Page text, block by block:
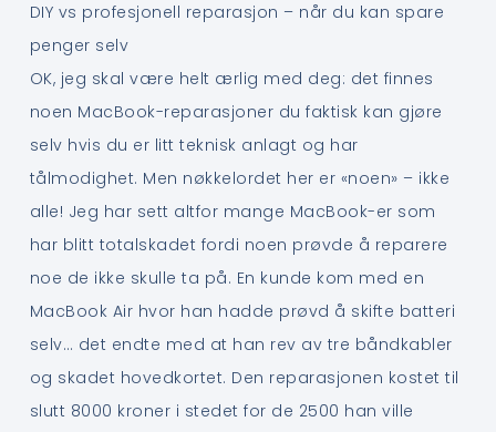
DIY vs profesjonell reparasjon – når du kan spare
penger selv
OK, jeg skal være helt ærlig med deg: det finnes
noen MacBook-reparasjoner du faktisk kan gjøre
selv hvis du er litt teknisk anlagt og har
tålmodighet. Men nøkkelordet her er «noen» – ikke
alle! Jeg har sett altfor mange MacBook-er som
har blitt totalskadet fordi noen prøvde å reparere
noe de ikke skulle ta på. En kunde kom med en
MacBook Air hvor han hadde prøvd å skifte batteri
selv… det endte med at han rev av tre båndkabler
og skadet hovedkortet. Den reparasjonen kostet til
slutt 8000 kroner i stedet for de 2500 han ville